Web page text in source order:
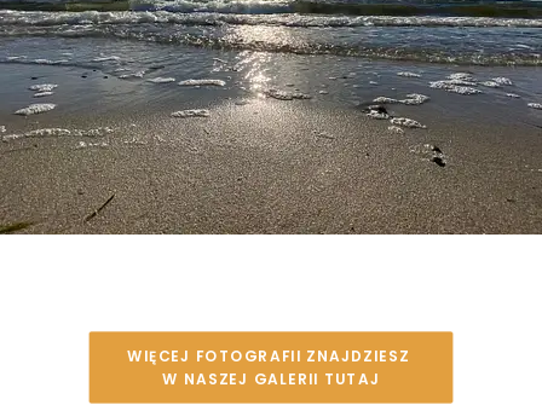
WIĘCEJ FOTOGRAFII ZNAJDZIESZ
W NASZEJ GALERII TUTAJ